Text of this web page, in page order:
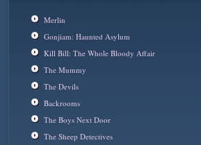
Merlin
Gonjiam: Haunted Asylum
Kill Bill: The Whole Bloody Affair
The Mummy
The Devils
Backrooms
The Boys Next Door
The Sheep Detectives